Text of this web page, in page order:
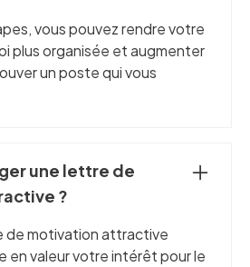
vous pouvez rendre votre
plus organisée et augmenter
un poste qui vous
une lettre de
?
de motivation attractive
en valeur votre intérêt pour le